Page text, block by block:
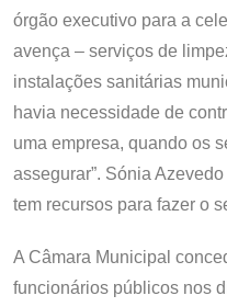
órgão executivo para a
avença – serviços de
instalações sanitárias
havia necessidade de
uma empresa, quando os
assegurar”. Sónia
tem recursos para fazer o
A Câmara Municipal
funcionários públicos nos